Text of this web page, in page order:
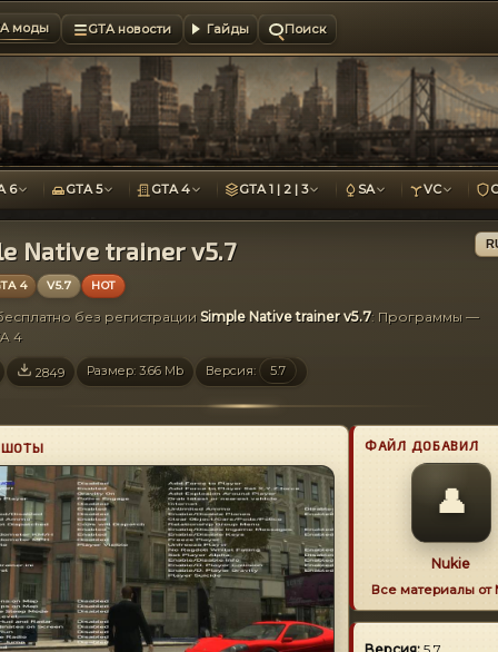
моды GTA новости Гайды Поиск
6 GTA 5 GTA 4 GTA 1 | 2 | 3 SA VC
Native trainer v5.7
4 V5.7 HOT
без регистрации Simple Native trainer v5.7: Программы —
4
2849 Размер: 3.66 Mb Версия: 5.7
ФАЙЛ ДОБАВИЛ
👤
Nukie
Все материалы от